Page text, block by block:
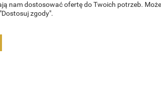
nam dostosować ofertę do Twoich potrzeb.
zgody".